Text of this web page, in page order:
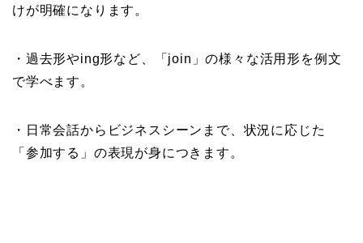
けが明確になります。
・過去形やing形など、「join」の様々な活用形を例文
で学べます。
・日常会話からビジネスシーンまで、状況に応じた
「参加する」の表現が身につきます。